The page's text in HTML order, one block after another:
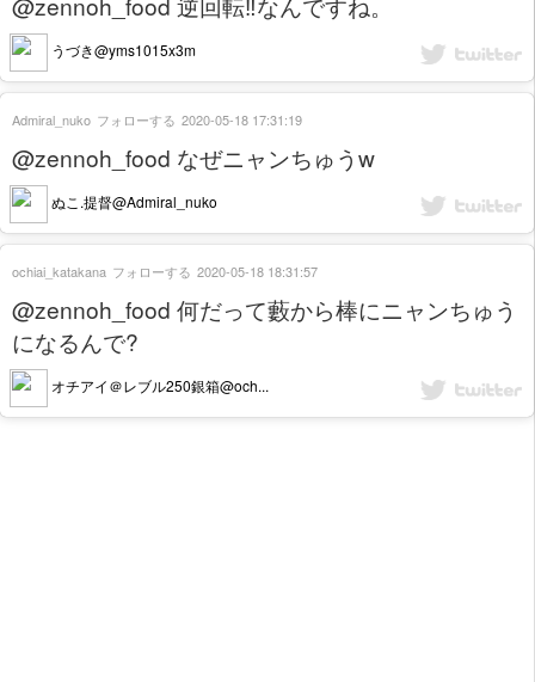
うづき@yms1015x3m
@zennoh_food なぜニャンちゅうw
ぬこ.提督@Admiral_nuko
Admiral_nuko フォローする 2020-05-18 17:31:19
@zennoh_food 何だって藪から棒にニャンちゅう
になるんで?
オチアイ＠レブル250銀箱@och...
ochiai_katakana フォローする 2020-05-18 18:31:57